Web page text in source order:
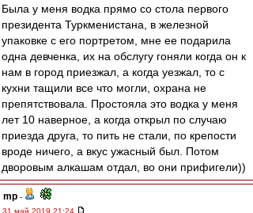
Была у меня водка прямо со стола первого
президента Туркменистана, в железной
упаковке с его портретом, мне ее подарила
одна девченка, их на обслугу гоняли когда он к
нам в город приезжал, а когда уезжал, то с
кухни тащили все что могли, охрана не
препятствовала. Простояла это водка у меня
лет 10 наверное, а когда открыл по случаю
приезда друга, то пить не стали, по крепости
вроде ничего, а вкус ужасный был. Потом
дворовым алкашам отдал, во они прифигели))
mp -
31 май 2019 21:24